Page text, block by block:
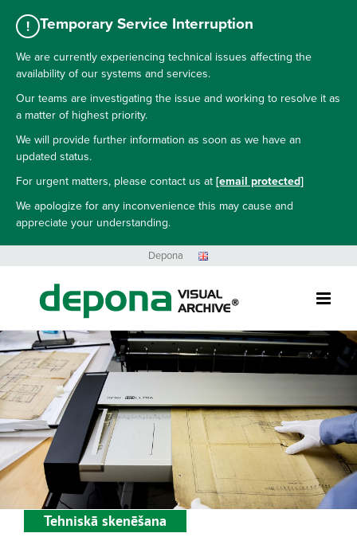
! Temporary Service Interruption
We are currently experiencing technical issues affecting the
availability of our systems and services.
Our teams are investigating the issue and working to resolve it as
a matter of highest priority.
We will provide further information as soon as we have an
updated status.
For urgent matters, please contact us at [email protected]
We apologize for any inconvenience this may cause and
appreciate your understanding.
content
Depona
Tehniskā skenēšana